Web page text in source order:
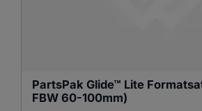
PartsPak Glide™ Lite
FBW 60-100mm)